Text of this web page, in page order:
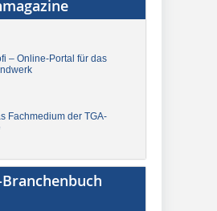
– Online-Portal für das
Fachmedium der TGA-